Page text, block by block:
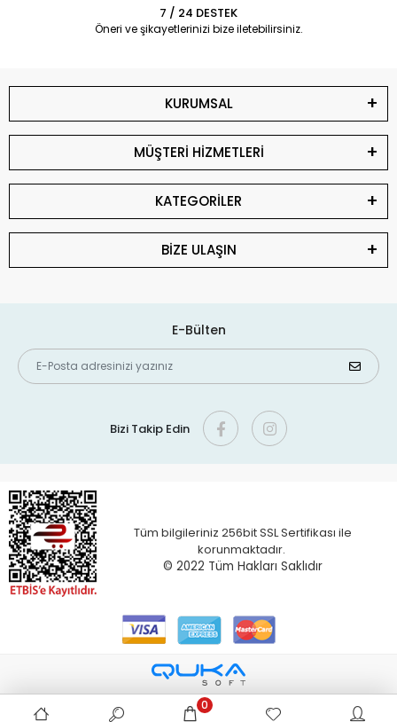
7 / 24 DESTEK
Öneri ve şikayetlerinizi bize iletebilirsiniz.
KURUMSAL
MÜŞTERİ HİZMETLERİ
KATEGORİLER
BİZE ULAŞIN
E-Bülten
Bizi Takip Edin
Tüm bilgileriniz 256bit SSL Sertifikası ile
korunmaktadır.
© 2022 Tüm Hakları Saklıdır
0